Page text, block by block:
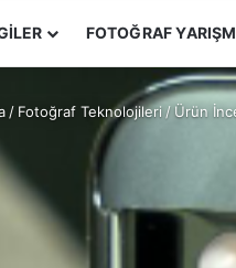
FOTOĞRAF
/ Fotoğraf Teknolojileri /Ürün